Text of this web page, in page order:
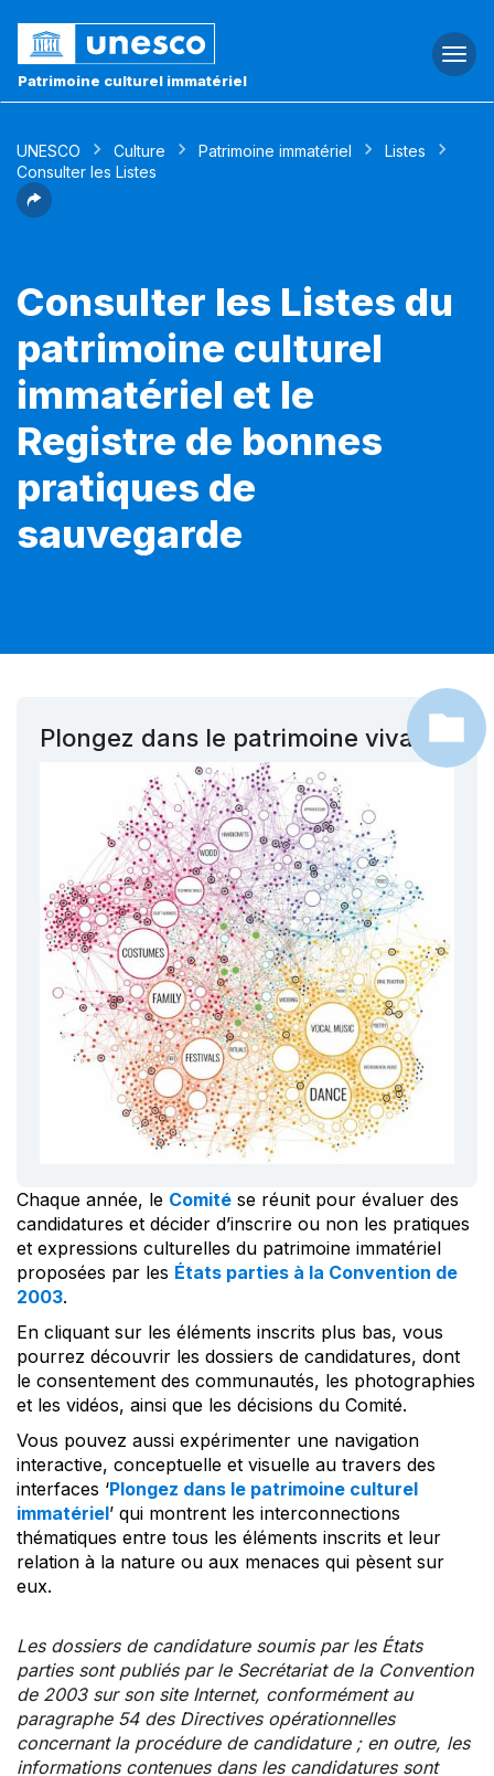
Patrimoine culturel immatériel
UNESCO Culture Patrimoine immatériel
Listes
Consulter les Listes
Consulter les Listes du
patrimoine culturel
immatériel et le
Registre de bonnes
pratiques de
sauvegarde
Plongez dans le patrimoine vivant !
Chaque année, le Comité se réunit pour évaluer des
candidatures et décider d’inscrire ou non les pratiques
et expressions culturelles du patrimoine immatériel
proposées par les États parties à la Convention de
2003.
En cliquant sur les éléments inscrits plus bas, vous
pourrez découvrir les dossiers de candidatures, dont
le consentement des communautés, les photographies
et les vidéos, ainsi que les décisions du Comité.
Vous pouvez aussi expérimenter une navigation
interactive, conceptuelle et visuelle au travers des
interfaces ‘Plongez dans le patrimoine culturel
immatériel’ qui montrent les interconnections
thématiques entre tous les éléments inscrits et leur
relation à la nature ou aux menaces qui pèsent sur
eux.
Les dossiers de candidature soumis par les États
parties sont publiés par le Secrétariat de la Convention
de 2003 sur son site Internet, conformément au
paragraphe 54 des Directives opérationnelles
concernant la procédure de candidature ; en outre, les
informations contenues dans les candidatures sont